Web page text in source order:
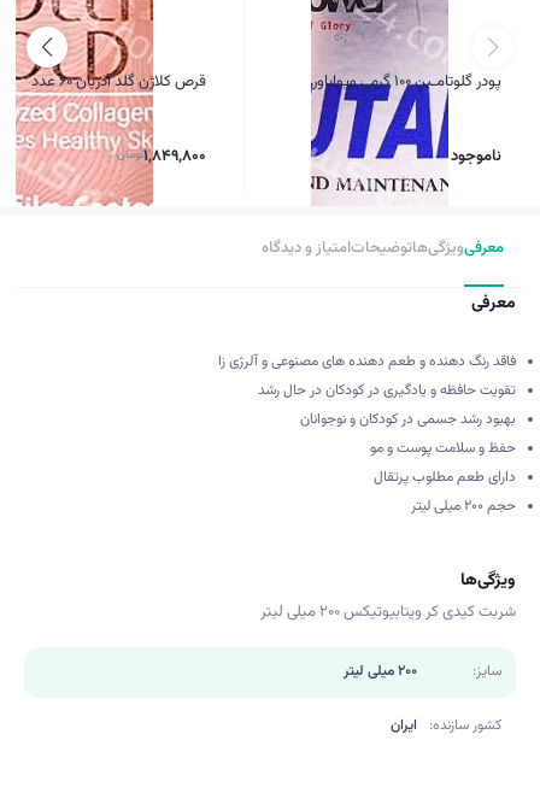
پودر گلوتامـین 100 گرمی ویواپاور
ناموجود
قرص کلاژن گلد آدریان 60 عدد
1,849,800تومان
معرفیویژگی‌هاتوضیحاتامتیاز و دیدگاه
معرفی
فاقد رنگ دهنده و طعم دهنده های مصنوعی و آلرژی زا
تقویت حافظه و یادگیری در کودکان در حال رشد
بهبود رشد جسمی در کودکان و نوجوانان
حفظ و سلامت پوست و مو
دارای طعم مطلوب پرتقال
حجم 200 میلی لیتر
ویژگی‌ها
شربت کیدی کر ویتابیوتیکس 200 میلی لیتر
سایز: 200 میلی لیتر
کشور سازنده: ایران